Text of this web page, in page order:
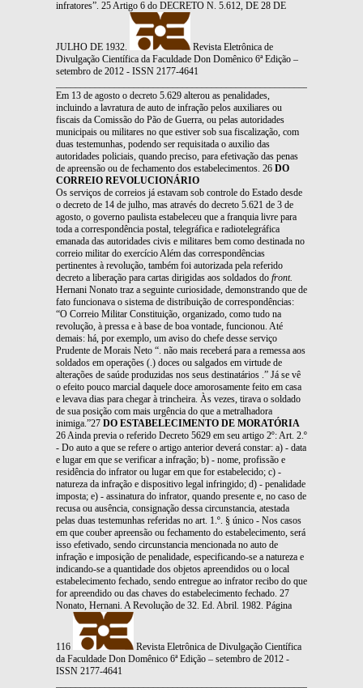
infratores”. 25 Artigo 6 do DECRETO N. 5.612, DE 28 DE
JULHO DE 1932.
Revista Eletrônica de
Divulgação Científica da Faculdade Don Domênico 6ª Edição –
setembro de 2012 - ISSN 2177-4641
Em 13 de agosto o decreto 5.629 alterou as penalidades,
incluindo a lavratura de auto de infração pelos auxiliares ou
fiscais da Comissão do Pão de Guerra, ou pelas autoridades
municipais ou militares no que estiver sob sua fiscalização, com
duas testemunhas, podendo ser requisitada o auxilio das
autoridades policiais, quando preciso, para efetivação das penas
de apreensão ou de fechamento dos estabelecimentos. 26 DO
CORREIO REVOLUCIONÁRIO
Os serviços de correios já estavam sob controle do Estado desde
o decreto de 14 de julho, mas através do decreto 5.621 de 3 de
agosto, o governo paulista estabeleceu que a franquia livre para
toda a correspondência postal, telegráfica e radiotelegráfica
emanada das autoridades civis e militares bem como destinada no
correio militar do exercício Além das correspondências
pertinentes à revolução, também foi autorizada pela referido
decreto a liberação para cartas dirigidas aos soldados do front.
Hernani Nonato traz a seguinte curiosidade, demonstrando que de
fato funcionava o sistema de distribuição de correspondências:
“O Correio Militar Constituição, organizado, como tudo na
revolução, à pressa e à base de boa vontade, funcionou. Até
demais: há, por exemplo, um aviso do chefe desse serviço
Prudente de Morais Neto “. não mais receberá para a remessa aos
soldados em operações (.) doces ou salgados em virtude de
alterações de saúde produzidas nos seus destinatários .” Já se vê
o efeito pouco marcial daquele doce amorosamente feito em casa
e levava dias para chegar à trincheira. Às vezes, tirava o soldado
de sua posição com mais urgência do que a metralhadora
inimiga.”27 DO ESTABELECIMENTO DE MORATÓRIA
26 Ainda previa o referido Decreto 5629 em seu artigo 2º: Art. 2.º
- Do auto a que se refere o artigo anterior deverá constar: a) - data
e lugar em que se verificar a infração; b) - nome, profissão e
residência do infrator ou lugar em que for estabelecido; c) -
natureza da infração e dispositivo legal infringido; d) - penalidade
imposta; e) - assinatura do infrator, quando presente e, no caso de
recusa ou ausência, consignação dessa circunstancia, atestada
pelas duas testemunhas referidas no art. 1.º. § único - Nos casos
em que couber apreensão ou fechamento do estabelecimento, será
isso efetivado, sendo circunstancia mencionada no auto de
infração e imposição de penalidade, especificando-se a natureza e
indicando-se a quantidade dos objetos apreendidos ou o local
estabelecimento fechado, sendo entregue ao infrator recibo do que
for apreendido ou das chaves do estabelecimento fechado. 27
Nonato, Hernani. A Revolução de 32. Ed. Abril. 1982. Página
116
Revista Eletrônica de Divulgação Científica
da Faculdade Don Domênico 6ª Edição – setembro de 2012 -
ISSN 2177-4641